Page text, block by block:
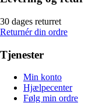
30 dages returret
Returnér din ordre
Tjenester
Min konto
Hjælpecenter
Følg min ordre